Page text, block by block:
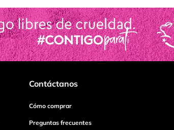
Contáctanos
Cómo comprar
Preguntas frecuentes